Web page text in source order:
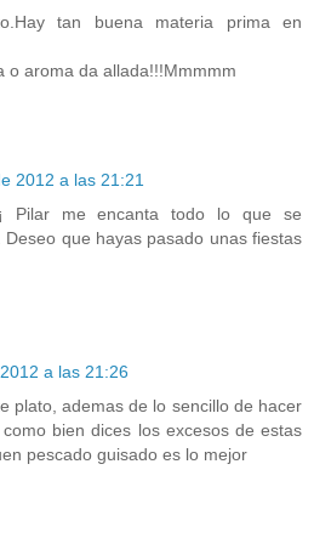
tan buena materia prima en
o aroma da allada!!!Mmmmm
2012 a las 21:21
Pilar me encanta todo lo que se
que hayas pasado unas fiestas
a las 21:26
plato, ademas de lo sencillo de hacer
bien dices los excesos de estas
pescado guisado es lo mejor